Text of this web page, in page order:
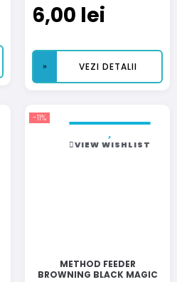
6,00 lei
VEZI DETALII
VIEW WISHLIST
-11%
METHOD FEEDER
BROWNING BLACK MAGIC